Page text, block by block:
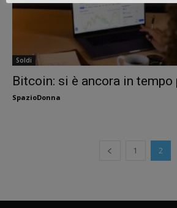
Soldi
Bitcoin: si è ancora in tempo
SpazioDonna
1 2